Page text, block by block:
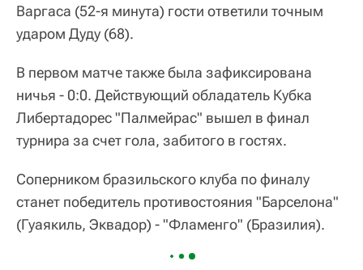
Варгаса (52-я минута) гости ответили точным
ударом Дуду (68).
В первом матче также была зафиксирована
ничья - 0:0. Действующий обладатель Кубка
Либертадорес "Палмейрас" вышел в финал
турнира за счет гола, забитого в гостях.
Соперником бразильского клуба по финалу
станет победитель противостояния "Барселона"
(Гуаякиль, Эквадор) - "Фламенго" (Бразилия).